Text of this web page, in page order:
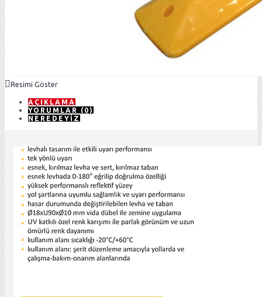
Resimi Göster
AÇIKLAMA
YORUMLAR (0)
NEREDEYIZ